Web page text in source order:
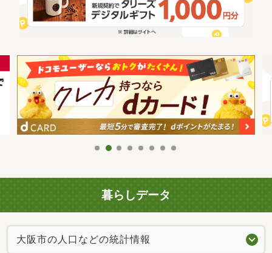
暮らしデータ
大阪市の人口などの統計情報